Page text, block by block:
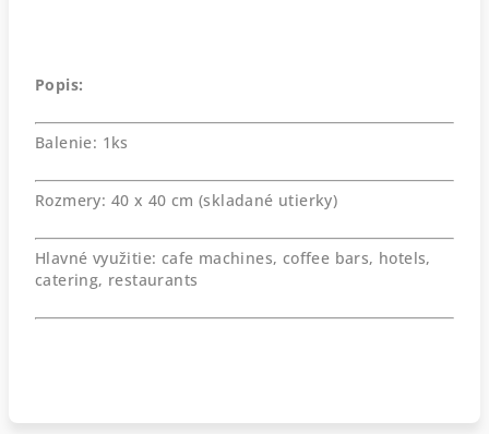
Popis:
Balenie: 1ks
Rozmery: 40 x 40 cm (skladané utierky)
Hlavné využitie: cafe machines, coffee bars, hotels,
catering, restaurants